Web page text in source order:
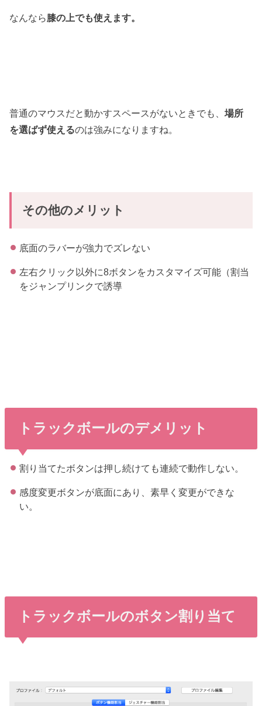
なんなら膝の上でも使えます。
普通のマウスだと動かすスペースがないときでも、場所
を選ばず使えるのは強みになりますね。
その他のメリット
底面のラバーが強力でズレない
左右クリック以外に8ボタンをカスタマイズ可能（割当
をジャンプリンクで誘導
トラックボールのデメリット
割り当てたボタンは押し続けても連続で動作しない。
感度変更ボタンが底面にあり、素早く変更ができな
い。
トラックボールのボタン割り当て